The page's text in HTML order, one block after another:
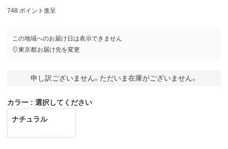
748 ポイント進呈
この地域へのお届け日は表示できません
東京都お届け先を変更
申し訳ございません。ただいま在庫がございません。
カラー 選択してください
ナチュラル